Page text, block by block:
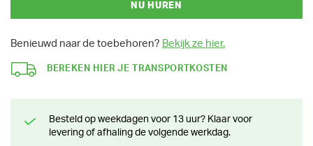
NU HUREN
Benieuwd naar de toebehoren? Bekijk ze hier.
BEREKEN HIER JE TRANSPORTKOSTEN
Besteld op weekdagen voor 13 uur? Klaar voor
levering of afhaling de volgende werkdag.